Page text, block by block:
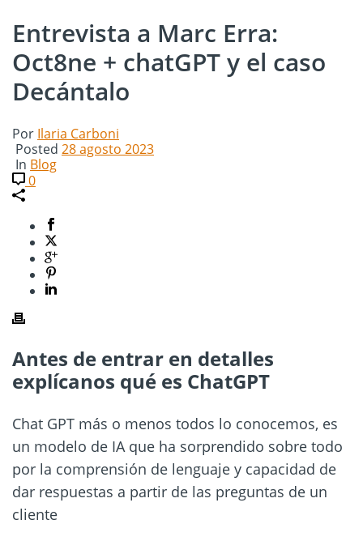
Entrevista a Marc Erra:
Oct8ne + chatGPT y el caso
Decántalo
Por Ilaria Carboni
Posted 28 agosto 2023
In Blog
0
Antes de entrar en detalles
explícanos qué es ChatGPT
Chat GPT más o menos todos lo conocemos, es
un modelo de IA que ha sorprendido sobre todo
por la comprensión de lenguaje y capacidad de
dar respuestas a partir de las preguntas de un
cliente